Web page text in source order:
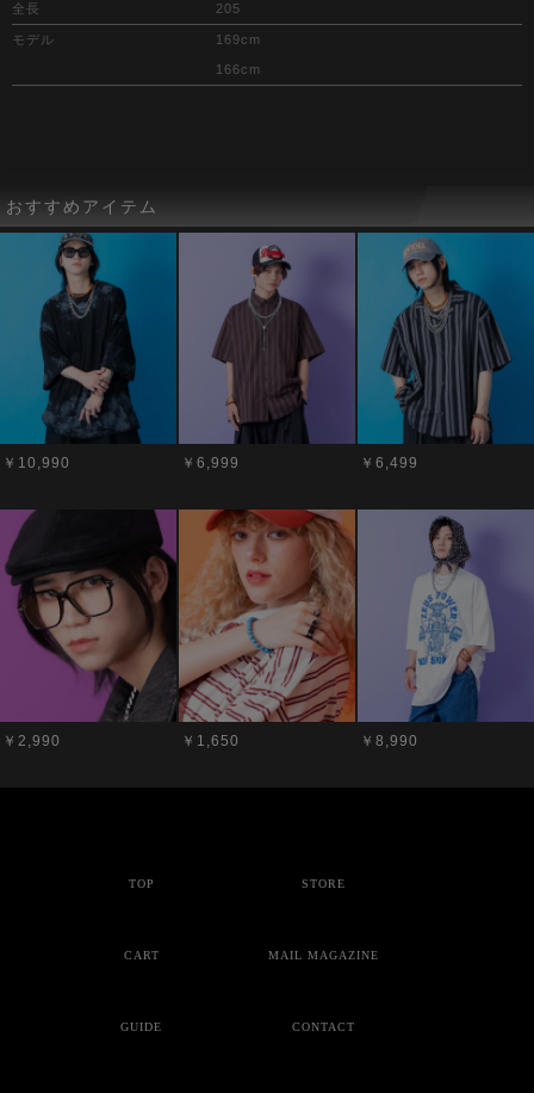
全長 205
モデル 169cm
166cm
おすすめアイテム
￥10,990 ￥6,999 ￥6,499
￥2,990 ￥1,650 ￥8,990
TOP STORE
CART MAIL MAGAZINE
GUIDE CONTACT